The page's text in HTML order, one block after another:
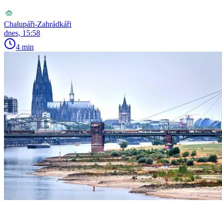
Chalupáři-Zahrádkáři
dnes, 15:58
4 min